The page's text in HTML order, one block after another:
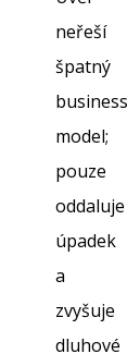
neřeší
špatný
business
model;
pouze
oddaluje
úpadek
a
zvyšuje
dluhové